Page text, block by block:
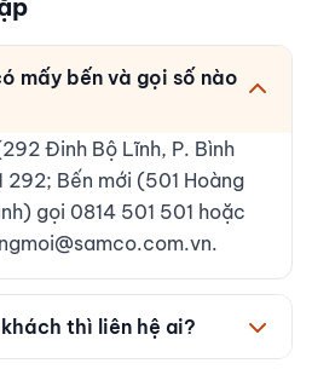
mấy bến và gọi số nào
Đinh Bộ Lĩnh, P. Bình
292; Bến mới (501 Hoàng
gọi 0814 501 501 hoặc
thì liên hệ ai?